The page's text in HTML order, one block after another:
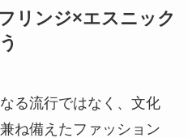
リンジ×エスニック
る流行ではなく、文化
ね備えたファッション